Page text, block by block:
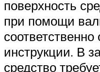
поверхность
при помощи
инструкции. В
средство